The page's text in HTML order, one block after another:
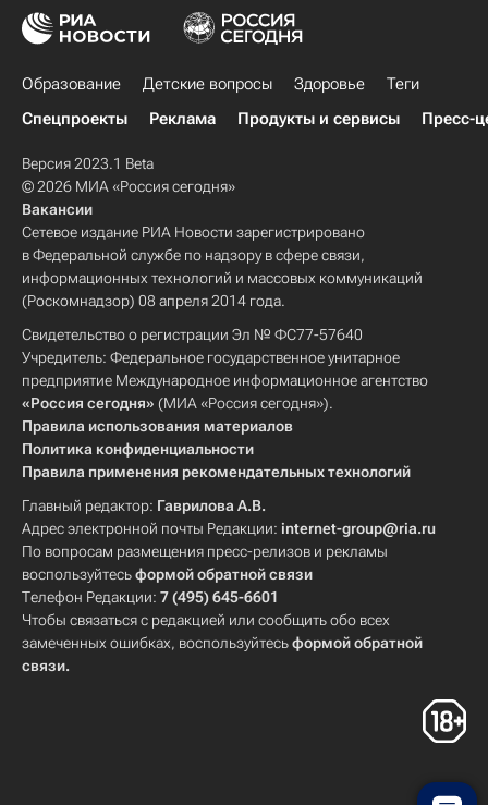
Образование Детские вопросы Здоровье
Теги
Спецпроекты
Реклама Продукты и сервисы Пресс-
Версия 2023.1 Beta
© 2026 МИА «Россия сегодня»
Вакансии
Сетевое издание РИА Новости зарегистрировано
в Федеральной службе по надзору в сфере связи,
информационных технологий и массовых коммуникаций
(Роскомнадзор) 08 апреля 2014 года.
Свидетельство о регистрации Эл № ФС77-57640
Учредитель: Федеральное государственное унитарное
предприятие Международное информационное агентство
«Россия сегодня» (МИА «Россия сегодня»).
Правила использования материалов
Политика конфиденциальности
Правила применения рекомендательных технологий
Главный редактор: Гаврилова А.В.
Адрес электронной почты Редакции: internet-group@ria.ru
По вопросам размещения пресс-релизов и рекламы
воспользуйтесьформой обратной связи
Телефон Редакции: 7 (495) 645-6601
Чтобы связаться с редакцией или сообщить обо всех
замеченных ошибках, воспользуйтесьформой обратной
связи.